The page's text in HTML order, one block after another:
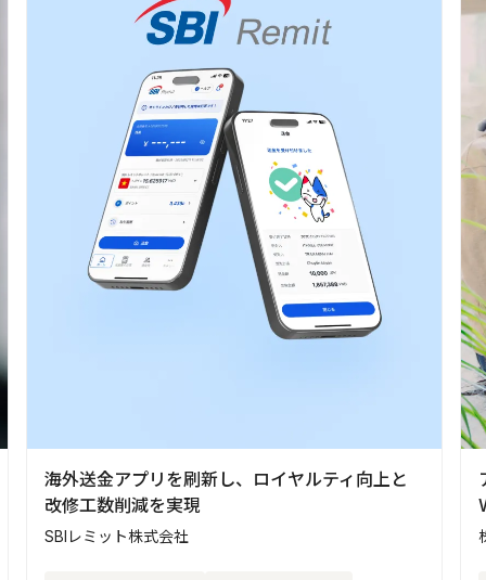
海外送金アプリを刷新し、ロイヤルティ向上と
改修工数削減を実現
SBIレミット株式会社